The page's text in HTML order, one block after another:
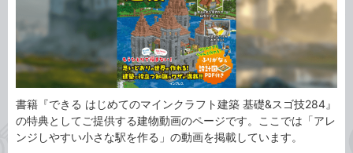
書籍『できる はじめてのマインクラフト建築 基礎&スゴ技284』
の特典としてご提供する建物動画のページです。ここでは「アレ
ンジしやすい小さな駅を作る」の動画を掲載しています。